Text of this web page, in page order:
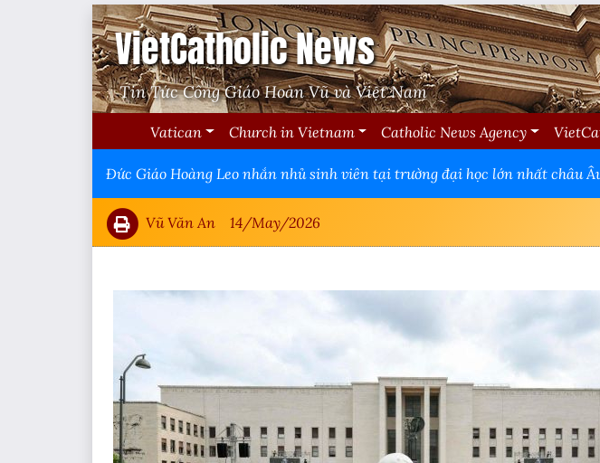
VietCatholic News
Tin Tức Công Giáo Hoàn Vũ và Việt Nam
Vatican Church in Vietnam Catholic News Agency
Đức Giáo Hoàng Leo nhắn nhủ sinh viên tại trường đại học lớn nhất châu
Vũ Văn An 14/May/2026